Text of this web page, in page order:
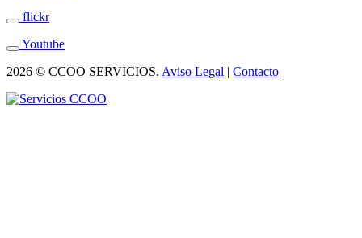
flickr
Youtube
2026 © CCOO SERVICIOS. Aviso Legal | Contacto